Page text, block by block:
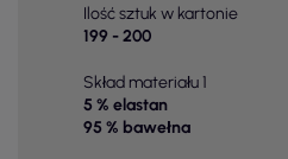
Ilość sztuk w kartonie
199 - 200
Skład materiału 1
5 % elastan
95 % bawełna